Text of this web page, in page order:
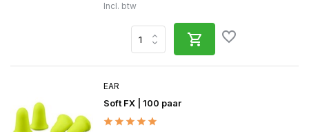
Incl. btw
EAR
Soft FX | 100 paar